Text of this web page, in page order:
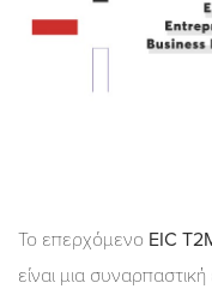
Το επερχόμενο EIC
είναι μια